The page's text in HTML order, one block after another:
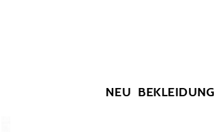
NEU BEKLEIDUNG